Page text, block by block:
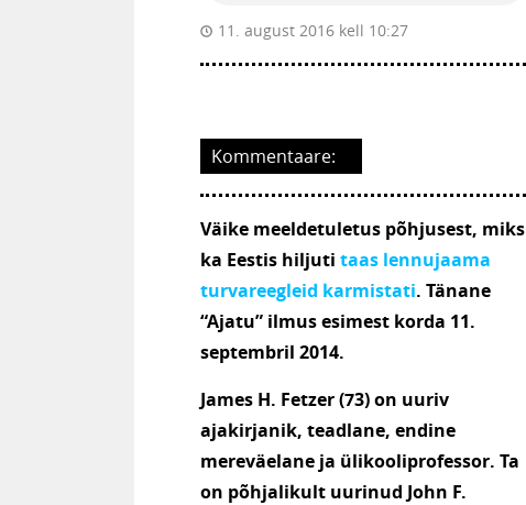
11. august 2016 kell 10:27
Kommentaare:
Väike meeldetuletus põhjusest, miks
ka Eestis hiljuti taas lennujaama
turvareegleid karmistati. Tänane
“Ajatu” ilmus esimest korda 11.
septembril 2014.
James H. Fetzer (73) on uuriv
ajakirjanik, teadlane, endine
mereväelane ja ülikooliprofessor. Ta
on põhjalikult uurinud John F.